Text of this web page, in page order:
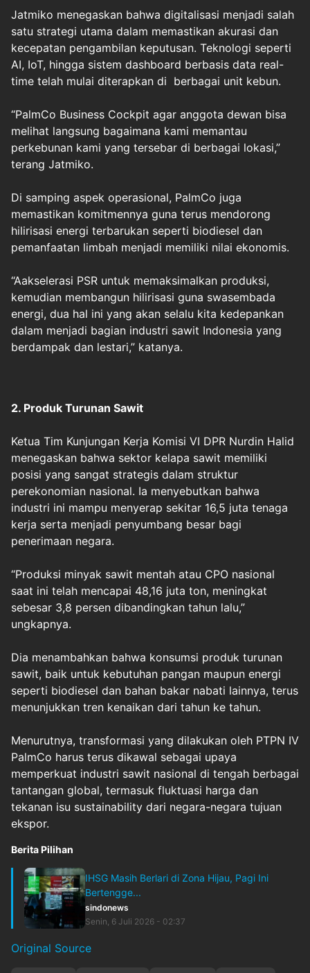
Jatmiko menegaskan bahwa digitalisasi menjadi salah
satu strategi utama dalam memastikan akurasi dan
kecepatan pengambilan keputusan. Teknologi seperti
AI, IoT, hingga sistem dashboard berbasis data real-
time telah mulai diterapkan di berbagai unit kebun.
“PalmCo Business Cockpit agar anggota dewan bisa
melihat langsung bagaimana kami memantau
perkebunan kami yang tersebar di berbagai lokasi,”
terang Jatmiko.
Di samping aspek operasional, PalmCo juga
memastikan komitmennya guna terus mendorong
hilirisasi energi terbarukan seperti biodiesel dan
pemanfaatan limbah menjadi memiliki nilai ekonomis.
“Aakselerasi PSR untuk memaksimalkan produksi,
kemudian membangun hilirisasi guna swasembada
energi, dua hal ini yang akan selalu kita kedepankan
dalam menjadi bagian industri sawit Indonesia yang
berdampak dan lestari,” katanya.
2. Produk Turunan Sawit
Ketua Tim Kunjungan Kerja Komisi VI DPR Nurdin Halid
menegaskan bahwa sektor kelapa sawit memiliki
posisi yang sangat strategis dalam struktur
perekonomian nasional. Ia menyebutkan bahwa
industri ini mampu menyerap sekitar 16,5 juta tenaga
kerja serta menjadi penyumbang besar bagi
penerimaan negara.
“Produksi minyak sawit mentah atau CPO nasional
saat ini telah mencapai 48,16 juta ton, meningkat
sebesar 3,8 persen dibandingkan tahun lalu,”
ungkapnya.
Dia menambahkan bahwa konsumsi produk turunan
sawit, baik untuk kebutuhan pangan maupun energi
seperti biodiesel dan bahan bakar nabati lainnya, terus
menunjukkan tren kenaikan dari tahun ke tahun.
Menurutnya, transformasi yang dilakukan oleh PTPN IV
PalmCo harus terus dikawal sebagai upaya
memperkuat industri sawit nasional di tengah berbagai
tantangan global, termasuk fluktuasi harga dan
tekanan isu sustainability dari negara-negara tujuan
ekspor.
Berita Pilihan
IHSG Masih Berlari di Zona Hijau, Pagi Ini
Bertengge...
sindonews
Senin, 6 Juli 2026 - 02:37
Original Source